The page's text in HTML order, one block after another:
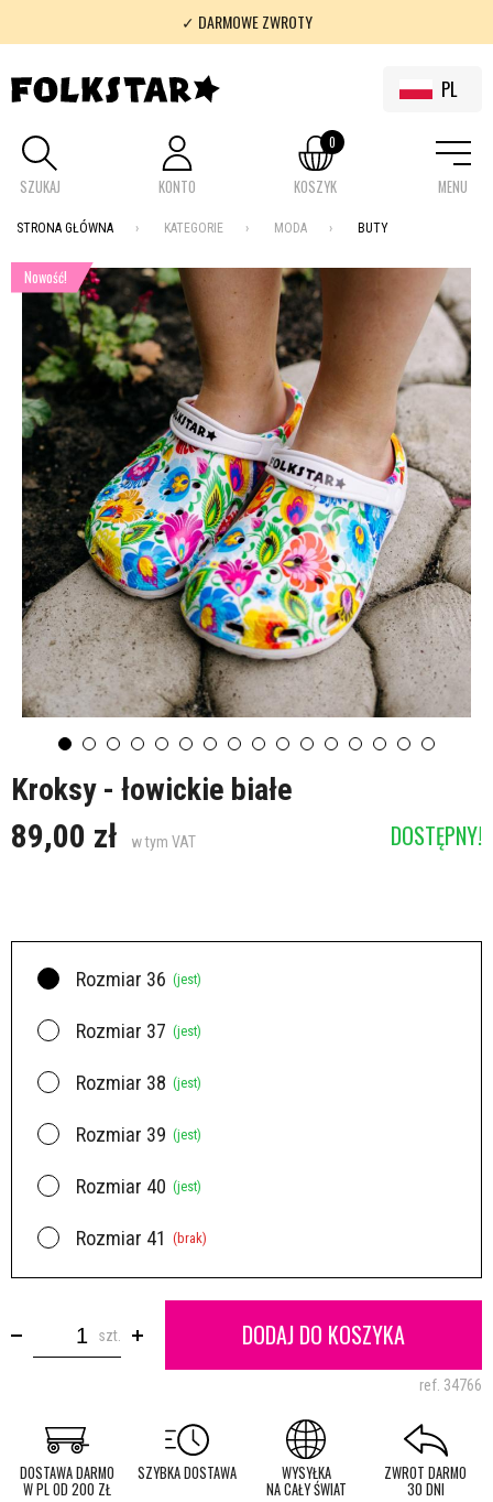
✓ DARMOWE ZWROTY
✓ 100% FOLKLOR
PL
SZUKAJ KONTO KOSZYK
0
MENU
STRONA GŁÓWNA KATEGORIE MODA BUTY
Nowość!
Kroksy - łowickie białe
89,00 zł w tym VAT DOSTĘPNY!
Rozmiar 36 (jest)
Rozmiar 37 (jest)
Rozmiar 38 (jest)
Rozmiar 39 (jest)
Rozmiar 40 (jest)
Rozmiar 41 (brak)
szt. DODAJ DO KOSZYKA
ref. 34766
DOSTAWA DARMO
W PL OD 200 ZŁ
SZYBKA DOSTAWA WYSYŁKA
NA CAŁY ŚWIAT
ZWROT DARMO
30 DNI